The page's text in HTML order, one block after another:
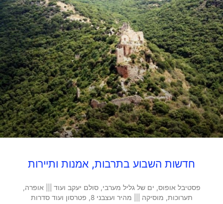
חדשות השבוע בתרבות, אמנות ותיירות
פסטיבל אופוס, ים של גליל מערבי, סולם יעקב ועוד ||| אופרה,
תערוכות, מוסיקה ||| מהיר ועצבני 8, פטרסון ועוד סדרות